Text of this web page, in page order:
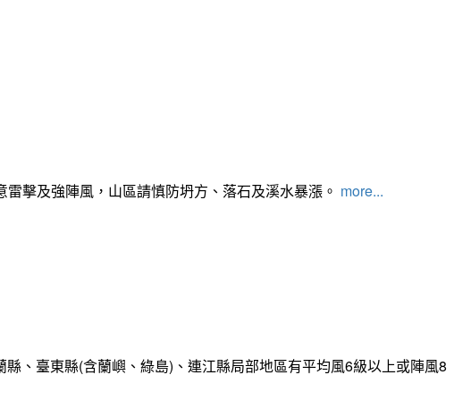
擊及強陣風，山區請慎防坍方、落石及溪水暴漲。 more...
、臺東縣(含蘭嶼、綠島)、連江縣局部地區有平均風6級以上或陣風8